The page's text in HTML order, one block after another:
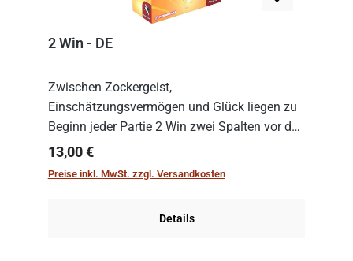
2 Win - DE
Zwischen Zockergeist,
Einschätzungsvermögen und Glück liegen zu
Beginn jeder Partie 2 Win zwei Spalten vor den
Spielenden aus, die es in die Höhe zu treiben
gilt. Doch das geht natürlich nur, solange man
Regulärer Preis:
13,00 €
Preise inkl. MwSt. zzgl. Versandkosten
Details